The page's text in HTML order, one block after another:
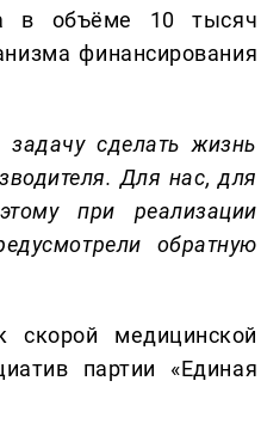
в объёме 10 тысяч
финансирования
сделать жизнь
Для нас, для
при реализации
обратную
скорой медицинской
партии «Единая